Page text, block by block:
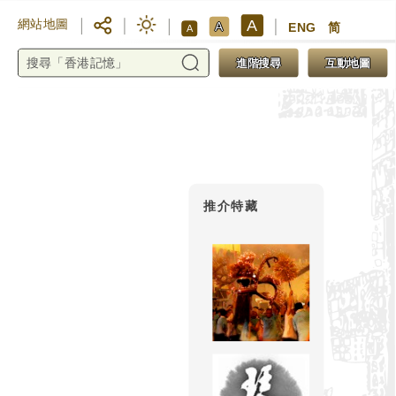
網站地圖 A A A ENG 简
進階搜尋 互動地圖
推介特藏